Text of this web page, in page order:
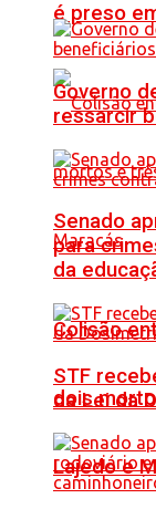
é preso
Colisão
dois
Lajedo e
Governo
ressarcir
Senado
para
da
STF
da Lei da